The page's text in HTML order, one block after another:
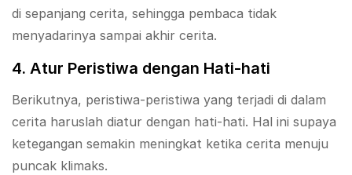
di sepanjang cerita, sehingga pembaca tidak
menyadarinya sampai akhir cerita.
4. Atur Peristiwa dengan Hati-hati
Berikutnya, peristiwa-peristiwa yang terjadi di dalam
cerita haruslah diatur dengan hati-hati. Hal ini supaya
ketegangan semakin meningkat ketika cerita menuju
puncak klimaks.